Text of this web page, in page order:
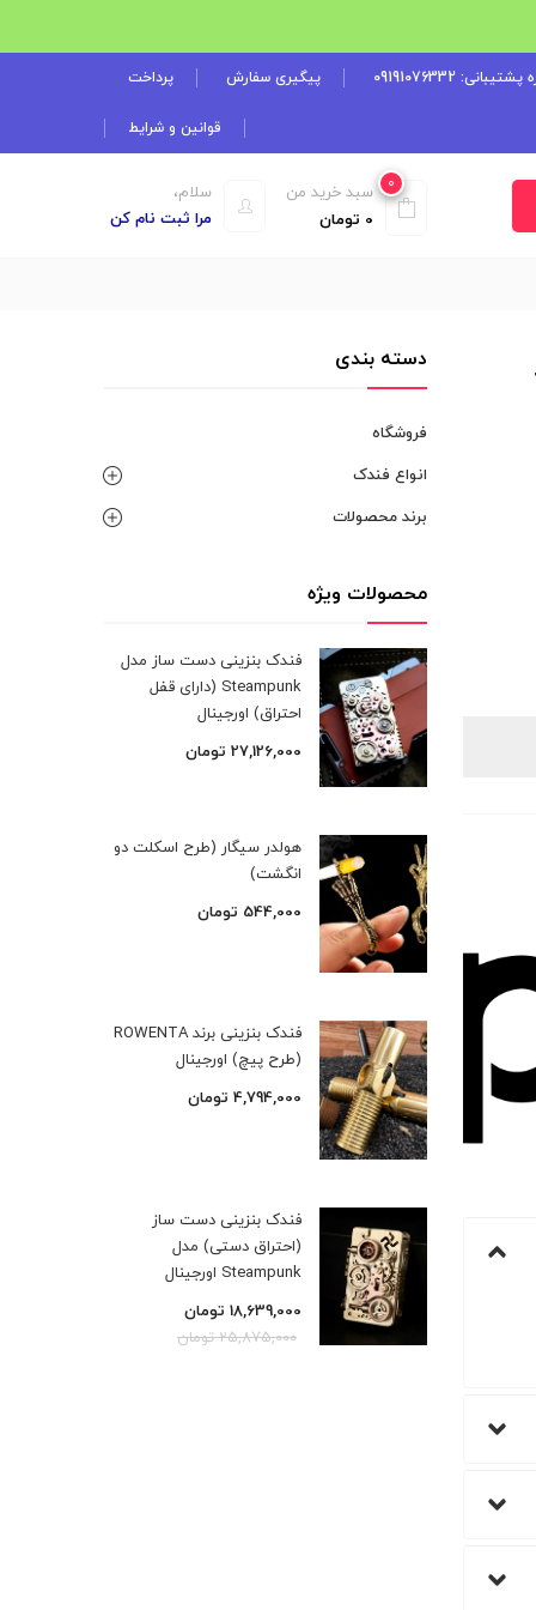
09191076332 پیگیری سفارش پرداخت
قوانین و شرایط
سلام،
مرا ثبت نام کن
0
سبد خرید من
0 تومان
دسته بندی
فروشگاه
انواع فندک
برند محصولات
محصولات ویژه
فندک بنزینی دست ساز مدل
Steampunk (دارای قفل
احتراق) اورجینال
27,126,000 تومان
هولدر سیگار (طرح اسکلت دو
انگشت)
544,000 تومان
فندک بنزینی برند ROWENTA
(طرح پیچ) اورجینال
4,794,000 تومان
فندک بنزینی دست ساز
(احتراق دستی) مدل
Steampunk اورجینال
18,639,000 تومان
25,875,000 تومان